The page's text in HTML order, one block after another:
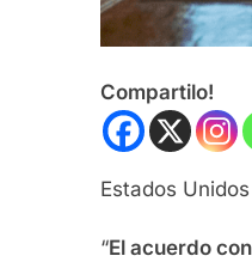
Compartilo!
Estados
“El acuerdo